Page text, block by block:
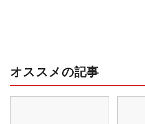
オススメの記事